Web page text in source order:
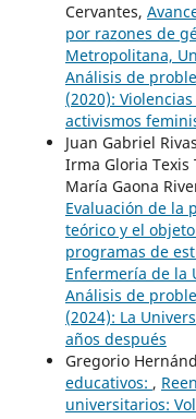
Cervantes,
por razones de
Metropolitana,
Análisis de
(2020):
activismos
Juan Gabriel
Irma Gloria Texis
María Gaona
Evaluación de la
teórico y el
programas de
Enfermería de la
Análisis de
(2024): La
años después
Gregorio
educativos: ,
universitarios: